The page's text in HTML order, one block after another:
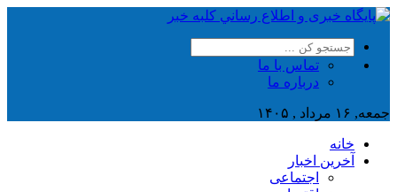
تماس با ما
درباره ما
جمعه, ۱۶ مرداد , ۱۴۰۵
خانه
آخرین اخبار
اجتماعی